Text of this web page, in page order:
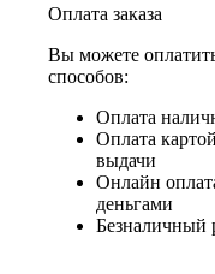
Оплата заказа
Вы можете
способов:
Оплата
Оплата
выдачи
Онлайн
деньгами
Безналичный